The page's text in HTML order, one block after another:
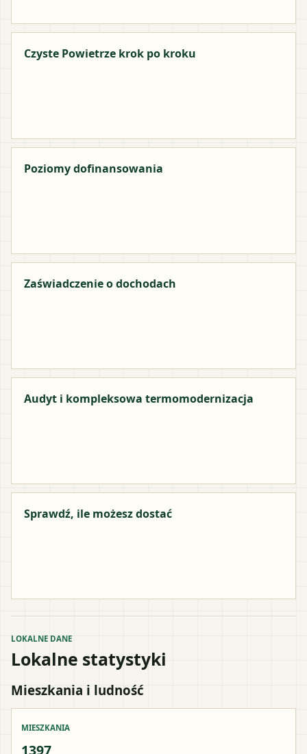
Czyste Powietrze krok po kroku
Poziomy dofinansowania
Zaświadczenie o dochodach
Audyt i kompleksowa termomodernizacja
Sprawdź, ile możesz dostać
LOKALNE DANE
Lokalne statystyki
Mieszkania i ludność
MIESZKANIA
1397